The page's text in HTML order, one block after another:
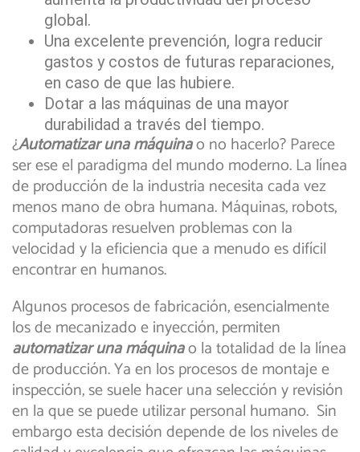
global.
Una excelente prevención, logra reducir
gastos y costos de futuras reparaciones,
en caso de que las hubiere.
Dotar a las máquinas de una mayor
durabilidad a través del tiempo.
¿Automatizar una máquinao no hacerlo? Parece
ser ese el paradigma del mundo moderno. La línea
de producción de la industria necesita cada vez
menos mano de obra humana. Máquinas, robots,
computadoras resuelven problemas con la
velocidad y la eficiencia que a menudo es difícil
encontrar en humanos.
Algunos procesos de fabricación, esencialmente
los de mecanizado e inyección, permiten
automatizar una máquinao la totalidad de la línea
de producción. Ya en los procesos de montaje e
inspección, se suele hacer una selección y revisión
en la que se puede utilizar personal humano. Sin
embargo esta decisión depende de los niveles de